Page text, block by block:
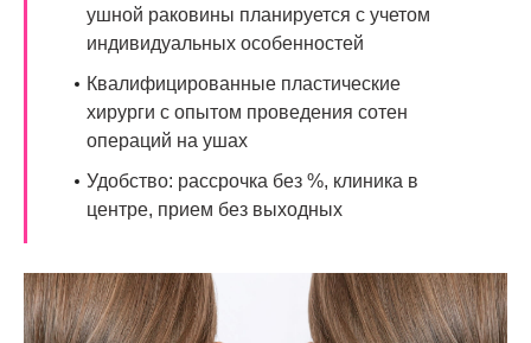
ушной раковины планируется с учетом
индивидуальных особенностей
Квалифицированные пластические
хирурги с опытом проведения сотен
операций на ушах
Удобство: рассрочка без %, клиника в
центре, прием без выходных